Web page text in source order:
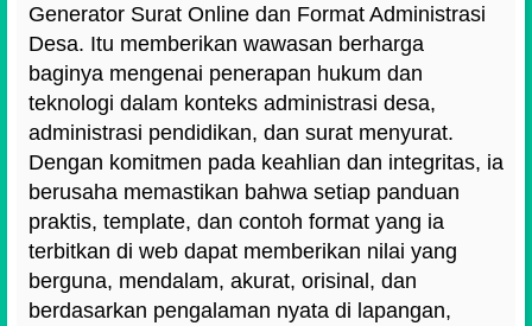
Generator Surat Online dan Format Administrasi
Desa. Itu memberikan wawasan berharga
baginya mengenai penerapan hukum dan
teknologi dalam konteks administrasi desa,
administrasi pendidikan, dan surat menyurat.
Dengan komitmen pada keahlian dan integritas, ia
berusaha memastikan bahwa setiap panduan
praktis, template, dan contoh format yang ia
terbitkan di web dapat memberikan nilai yang
berguna, mendalam, akurat, orisinal, dan
berdasarkan pengalaman nyata di lapangan,